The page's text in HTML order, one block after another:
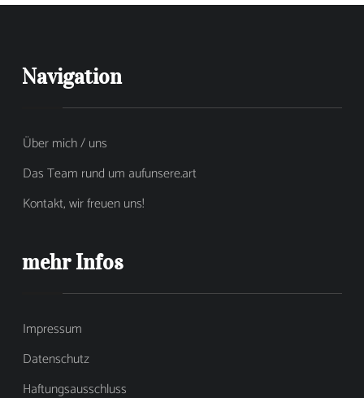
Navigation
Über mich / uns
Das Team rund um aufunsere.art
Kontakt, wir freuen uns!
mehr Infos
Impressum
Datenschutz
Haftungsausschluss